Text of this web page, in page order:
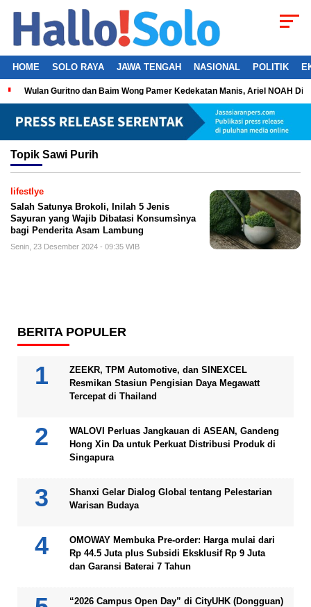
HOME SOLO RAYA JAWA TENGAH NASIONAL POLITIK
Wulan Guritno dan Baim Wong Pamer Kedekatan Manis, Ariel NOAH
Topik Sawi Purih
lifestlye
Salah Satunya Brokoli, Inilah 5 Jenis
Sayuran yang Wajib Dibatasi Konsumsìnya
bagi Penderita Asam Lambung
Senin, 23 Desember 2024 - 09:35 WIB
BERITA POPULER
ZEEKR, TPM Automotive, dan SINEXCEL
Resmikan Stasiun Pengisian Daya Megawatt
Tercepat di Thailand
WALOVI Perluas Jangkauan di ASEAN, Gandeng
Hong Xin Da untuk Perkuat Distribusi Produk di
Singapura
Shanxi Gelar Dialog Global tentang Pelestarian
Warisan Budaya
OMOWAY Membuka Pre-order: Harga mulai dari
Rp 44.5 Juta plus Subsidi Eksklusif Rp 9 Juta
dan Garansi Baterai 7 Tahun
“2026 Campus Open Day” di CityUHK (Dongguan)